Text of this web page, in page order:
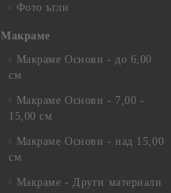
Фото ъгли
Макраме
Макраме Основи - до 6,00
см
Макраме Основи - 7,00 -
15,00 см
Макраме Основи - над 15,00
см
Макраме - Други материали